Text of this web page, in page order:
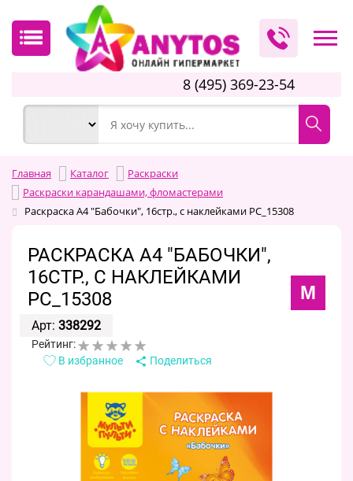
8 (495) 369-23-54
Главная Каталог
Раскраски
Раскраски карандашами, фломастерами
Раскраска А4 "Бабочки", 16стр., с наклейками РС_15308
РАСКРАСКА А4 "БАБОЧКИ",
16СТР., С НАКЛЕЙКАМИ
РС_15308
М
Арт: 338292
Рейтинг:
В избранное
Поделиться